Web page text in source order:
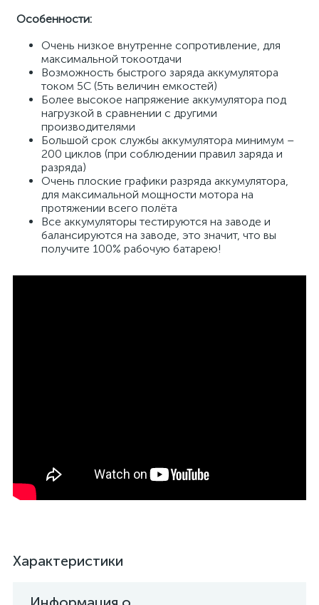
Особенности:
Очень низкое внутренне сопротивление, для
максимальной токоотдачи
Возможность быстрого заряда аккумулятора
током 5С (5ть величин емкостей)
Более высокое напряжение аккумулятора под
нагрузкой в сравнении с другими
производителями
Большой срок службы аккумулятора минимум –
200 циклов (при соблюдении правил заряда и
разряда)
Очень плоские графики разряда аккумулятора,
для максимальной мощности мотора на
протяжении всего полёта
Все аккумуляторы тестируются на заводе и
балансируются на заводе, это значит, что вы
получите 100% рабочую батарею!
Характеристики